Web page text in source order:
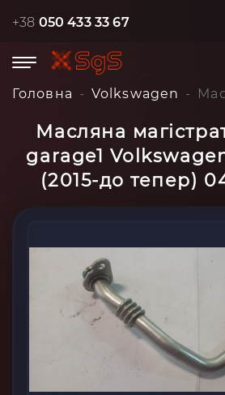
+38 050 433 33 67
Головна Volkswagen
Масляна
garage1
(2015-до тепер)